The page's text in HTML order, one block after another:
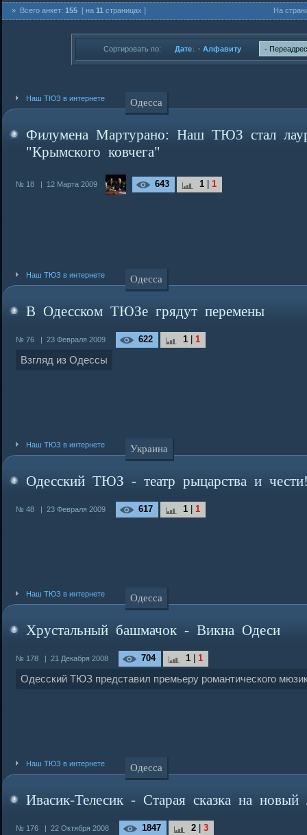
» Всего анкет: 155 [ на 11 страницах ] На
Сортировать по: Дате · Алфавиту
Наш ТЮЗ в интернете Одесса
Филумена Мартурано: Наш ТЮЗ стал
"Крымского ковчега"
№ 18 | 12 Марта 2009 643 1 1
Наш ТЮЗ в интернете Одесса
В Одесском ТЮЗе грядут перемены
№ 76 | 23 Февраля 2009 622 1 1
Взгляд из Одессы
Наш ТЮЗ в интернете Украина
Одесский ТЮЗ - театр рыцарства и
№ 48 | 23 Февраля 2009 617 1 1
Наш ТЮЗ в интернете Одесса
Хрустальный башмачок - Викна Одеси
№ 178 | 21 Декабря 2008 704 1 1
Одесский ТЮЗ представил премьеру романтического
Наш ТЮЗ в интернете Одесса
Ивасик-Телесик - Старая сказка на новый
№ 176 | 22 Октября 2008 1847 2 3